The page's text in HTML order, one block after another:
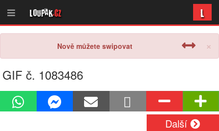
Loupak.cz L
×
Nově můžete swipovat
GIF č. 1083486
Další